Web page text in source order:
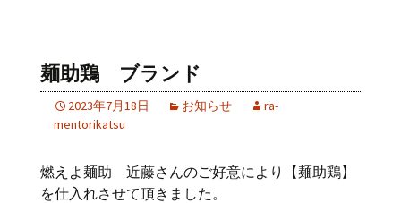
麺助鶏 ブランド
2023年7月18日 お知らせ
ra-
mentorikatsu
燃えよ麺助 近藤さんのご好意により【麺助鶏】
を仕入れさせて頂きました。